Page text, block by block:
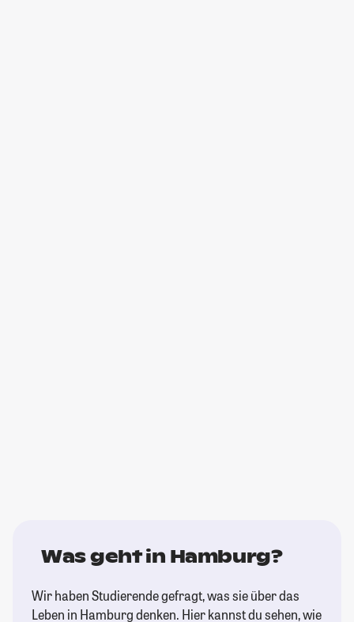
Was geht in Hamburg?
Wir haben Studierende gefragt, was sie über das
Leben in Hamburg denken. Hier kannst du sehen, wie